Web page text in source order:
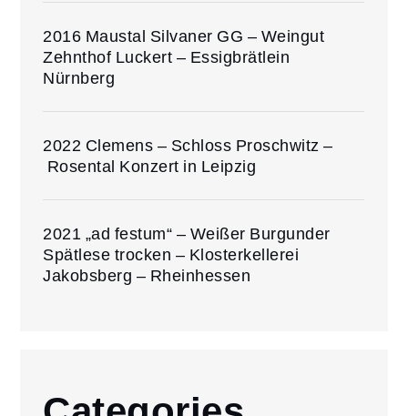
2016 Maustal Silvaner GG – Weingut
Zehnthof Luckert – Essigbrätlein
Nürnberg
2022 Clemens – Schloss Proschwitz –
Rosental Konzert in Leipzig
2021 „ad festum“ – Weißer Burgunder
Spätlese trocken – Klosterkellerei
Jakobsberg – Rheinhessen